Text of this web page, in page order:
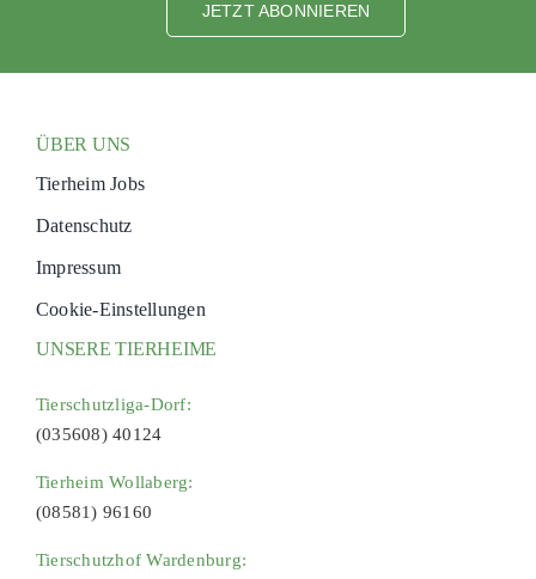
JETZT ABONNIEREN
ÜBER UNS
Tierheim Jobs
Datenschutz
Impressum
Cookie-Einstellungen
UNSERE TIERHEIME
Tierschutzliga-Dorf:
(035608) 40124
Tierheim Wollaberg:
(08581) 96160
Tierschutzhof Wardenburg: